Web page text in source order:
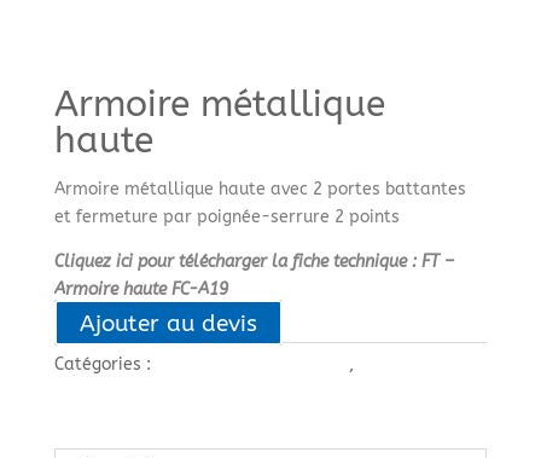
Armoire métallique
haute
Armoire métallique haute avec 2 portes battantes
et fermeture par poignée-serrure 2 points
Cliquez ici pour télécharger la fiche technique : FT –
Armoire haute FC-A19
Ajouter au devis
Catégories : ,